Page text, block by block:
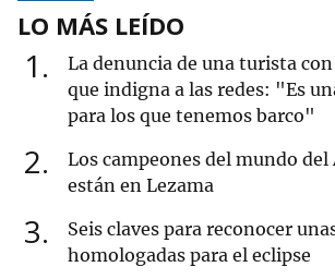
LO MÁS LEÍDO
1
La denuncia de una turista
que indigna a las redes: "Es
para los que tenemos barco"
2
Los campeones del mundo
están en Lezama
3
Seis claves para reconocer
homologadas para el eclipse